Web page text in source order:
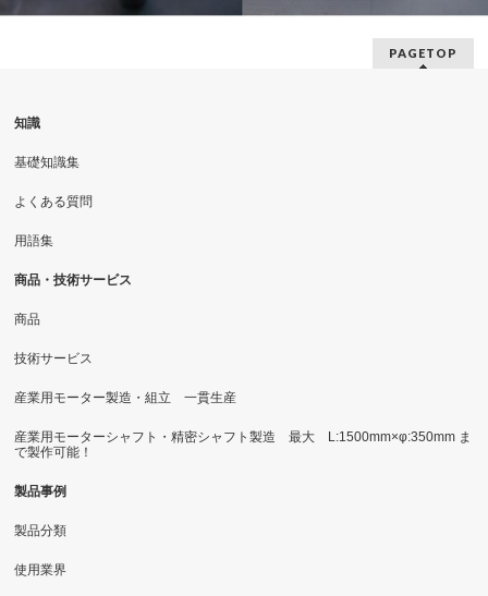
PAGETOP
知識
基礎知識集
よくある質問
用語集
商品・技術サービス
商品
技術サービス
産業用モーター製造・組立 一貫生産
産業用モーターシャフト・精密シャフト製造 最大 L:1500mm×φ:350mm ま
で製作可能！
製品事例
製品分類
使用業界